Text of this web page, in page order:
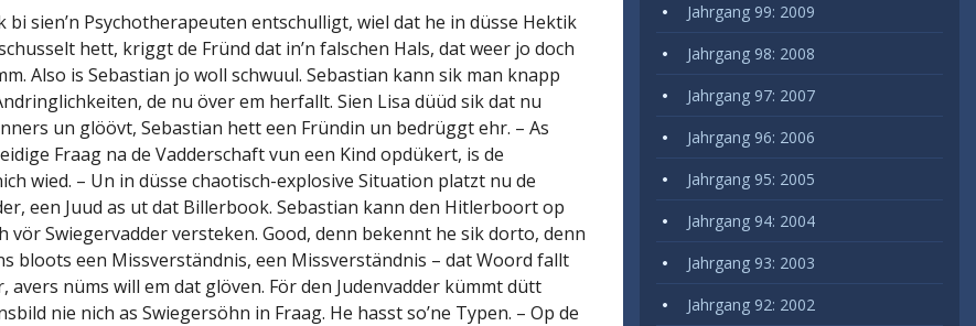
bi sien’n Psychotherapeuten entschulligt, wiel dat he in düsse Hektik
hett, kriggt de Fründ dat in’n falschen Hals, dat weer jo doch
Also is Sebastian jo woll schwuul. Sebastian kann sik man knapp
de nu över em herfallt. Sien Lisa düüd sik dat nu
un glöövt, Sebastian hett een Fründin un bedrüggt ehr. – As
Fraag na de Vadderschaft vun een Kind opdükert, is de
wied. – Un in düsse chaotisch-explosive Situation platzt nu de
een Juud as ut dat Billerbook. Sebastian kann den Hitlerboort op
vör Swiegervadder versteken. Good, denn bekennt he sik dorto, denn
bloots een Missverständnis, een Missverständnis – dat Woord fallt
avers nüms will em dat glöven. För den Judenvadder kümmt dütt
nie nich as Swiegersöhn in Fraag. He hasst so’ne Typen. – Op de
Jahrgang 99: 2009
Jahrgang 98: 2008
Jahrgang 97: 2007
Jahrgang 96: 2006
Jahrgang 95: 2005
Jahrgang 94: 2004
Jahrgang 93: 2003
Jahrgang 92: 2002